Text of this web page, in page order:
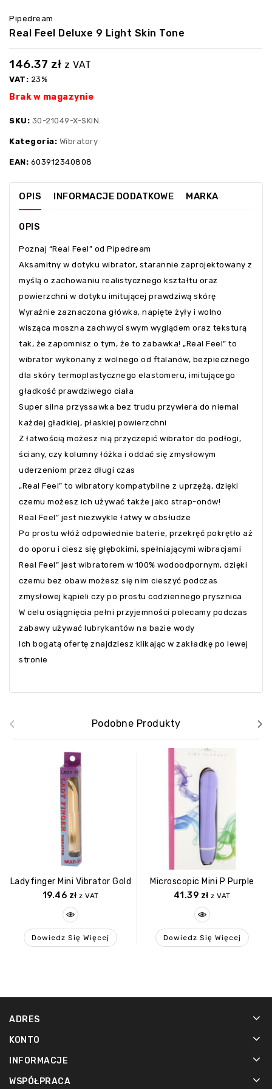
Pipedream
Real Feel Deluxe 9 Light Skin Tone
146.37 zł z VAT
VAT: 23%
Brak w magazynie
SKU: 30-21049-X-SKIN
Kategoria: Wibratory
EAN: 603912340808
OPIS INFORMACJE DODATKOWE MARKA
OPIS
Poznaj “Real Feel” od Pipedream
Aksamitny w dotyku wibrator, starannie zaprojektowany z
myślą o zachowaniu realistycznego kształtu oraz
powierzchni w dotyku imitującej prawdziwą skórę
Wyraźnie zaznaczona główka, napięte żyły i wolno
wisząca moszna zachwyci swym wyglądem oraz teksturą
tak, że zapomnisz o tym, że to zabawka! „Real Feel” to
wibrator wykonany z wolnego od ftalanów, bezpiecznego
dla skóry termoplastycznego elastomeru, imitującego
gładkość prawdziwego ciała
Super silna przyssawka bez trudu przywiera do niemal
każdej gładkiej, płaskiej powierzchni
Z łatwością możesz nią przyczepić wibrator do podłogi,
ściany, czy kolumny łóżka i oddać się zmysłowym
uderzeniom przez długi czas
„Real Feel” to wibratory kompatybilne z uprzężą, dzięki
czemu możesz ich używać także jako strap-onów!
Real Feel” jest niezwykle łatwy w obsłudze
Po prostu włóż odpowiednie baterie, przekręć pokrętło aż
do oporu i ciesz się głębokimi, spełniającymi wibracjami
Real Feel” jest wibratorem w 100% wodoodpornym, dzięki
czemu bez obaw możesz się nim cieszyć podczas
zmysłowej kąpieli czy po prostu codziennego prysznica
W celu osiągnięcia pełni przyjemności polecamy podczas
zabawy używać lubrykantów na bazie wody
Ich bogatą ofertę znajdziesz klikając w zakładkę po lewej
stronie
Podobne Produkty
Ladyfinger Mini Vibrator Gold
19.46 zł z VAT
Dowiedz Się Więcej
Microscopic Mini P Purple
41.39 zł z VAT
Dowiedz Się Więcej
‹ ›
ADRES
KONTO
INFORMACJE
WSPÓŁPRACA